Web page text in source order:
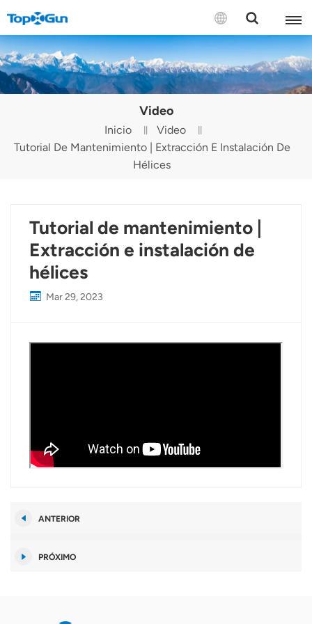
CONTÁCTENOS
English
Русский
Türkçe
Video
Inicio
Video
Tutorial De Mantenimiento | Extracción E Instalación De
Hélices
Tutorial de mantenimiento |
Extracción e instalación de
hélices
Mar 29, 2023
ANTERIOR
PRÓXIMO